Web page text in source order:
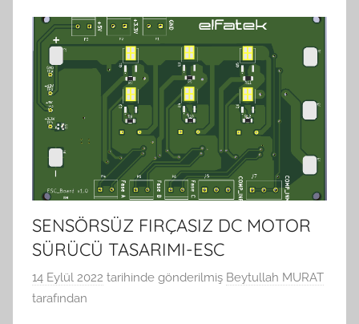
SENSÖRSÜZ FIRÇASIZ DC MOTOR
SÜRÜCÜ TASARIMI-ESC
14 Eylül 2022 tarihinde gönderilmiş Beytullah MURAT
tarafından